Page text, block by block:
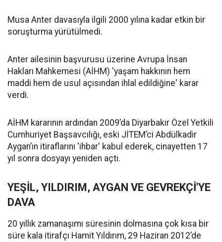
Musa Anter davasıyla ilgili 2000 yılına kadar etkin bir
soruşturma yürütülmedi.
Anter ailesinin başvurusu üzerine Avrupa İnsan
Hakları Mahkemesi (AİHM) 'yaşam hakkının hem
maddi hem de usul açısından ihlal edildiğine' karar
verdi.
AİHM kararının ardından 2009’da Diyarbakır Özel Yetkili
Cumhuriyet Başsavcılığı, eski JİTEM’ci Abdülkadir
Aygan’ın itiraflarını 'ihbar' kabul ederek, cinayetten 17
yıl sonra dosyayı yeniden açtı.
YEŞİL, YILDIRIM, AYGAN VE GEVREKÇİ'YE
DAVA
20 yıllık zamanaşımı süresinin dolmasına çok kısa bir
süre kala itirafçı Hamit Yıldırım, 29 Haziran 2012’de